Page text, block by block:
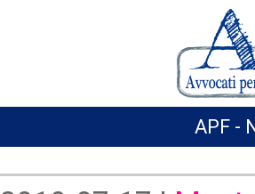
APF -